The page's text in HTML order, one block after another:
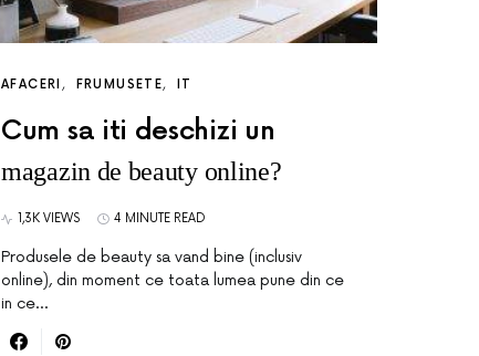
AFACERI FRUMUSETE IT
Cum sa iti deschizi un
magazin de beauty online?
1,3K VIEWS 4 MINUTE READ
Produsele de beauty sa vand bine (inclusiv
online), din moment ce toata lumea pune din ce
in ce…